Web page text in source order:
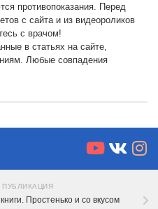
противопоказания. Перед
с сайта и из видеороликов
с врачом!
в статьях на сайте,
Любые совпадения
Простенько и со вкусом